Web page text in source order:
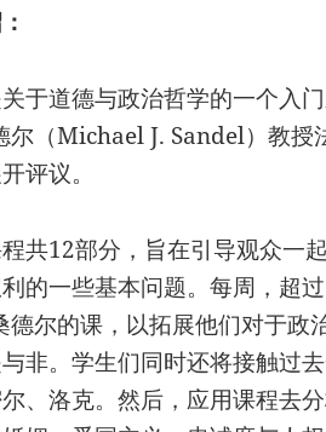
道德与政治哲学的一个入门
尔（Michael J. Sandel）教
评议。
12部分，旨在引导观众一
的一些基本问题。每周，超
德尔的课，以拓展他们对于政
非。学生们同时还将接触过
、洛克。然后，应用课程去